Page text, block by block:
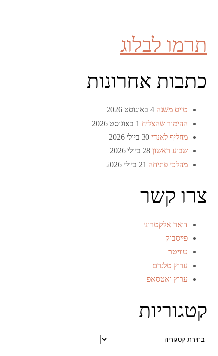
תרמו לבלוג
כתבות אחרונות
טייס משנה 4 באוגוסט 2026
ההימור שהצליח 1 באוגוסט 2026
מחליף לאנדי 30 ביולי 2026
שבוע ראשון 28 ביולי 2026
מהלכי פתיחה 21 ביולי 2026
צרו קשר
דואר אלקטרוני
פייסבוק
טוויטר
ערוץ טלגרם
ערוץ ואטסאפ
קטגוריות
קטגוריות